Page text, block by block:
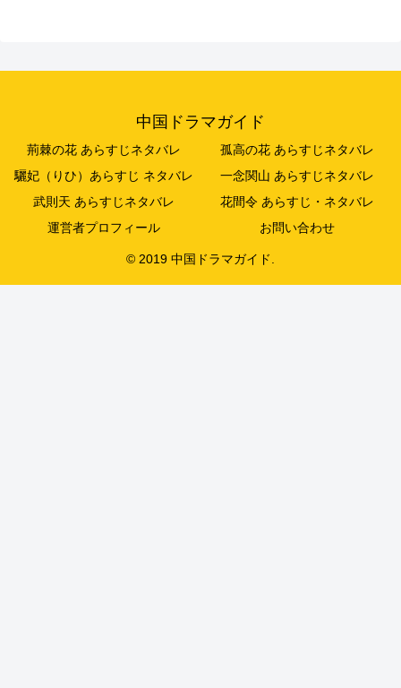
中国ドラマガイド
荊棘の花 あらすじネタバレ
孤高の花 あらすじネタバレ
驪妃（りひ）あらすじ ネタバレ
一念関山 あらすじネタバレ
武則天 あらすじネタバレ
花間令 あらすじ・ネタバレ
運営者プロフィール
お問い合わせ
© 2019 中国ドラマガイド.